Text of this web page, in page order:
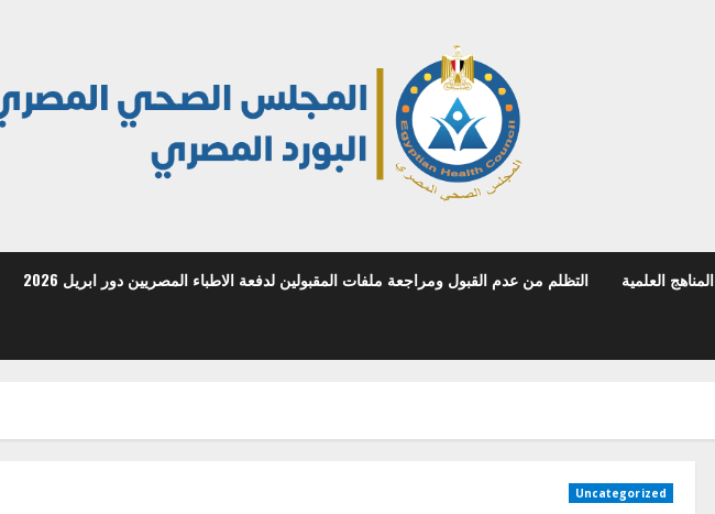
المناهج العلمية التظلم من عدم القبول ومراجعة ملفات المقبولين لدفعة الاطباء المصريين دور ابريل 2026
Uncategorized